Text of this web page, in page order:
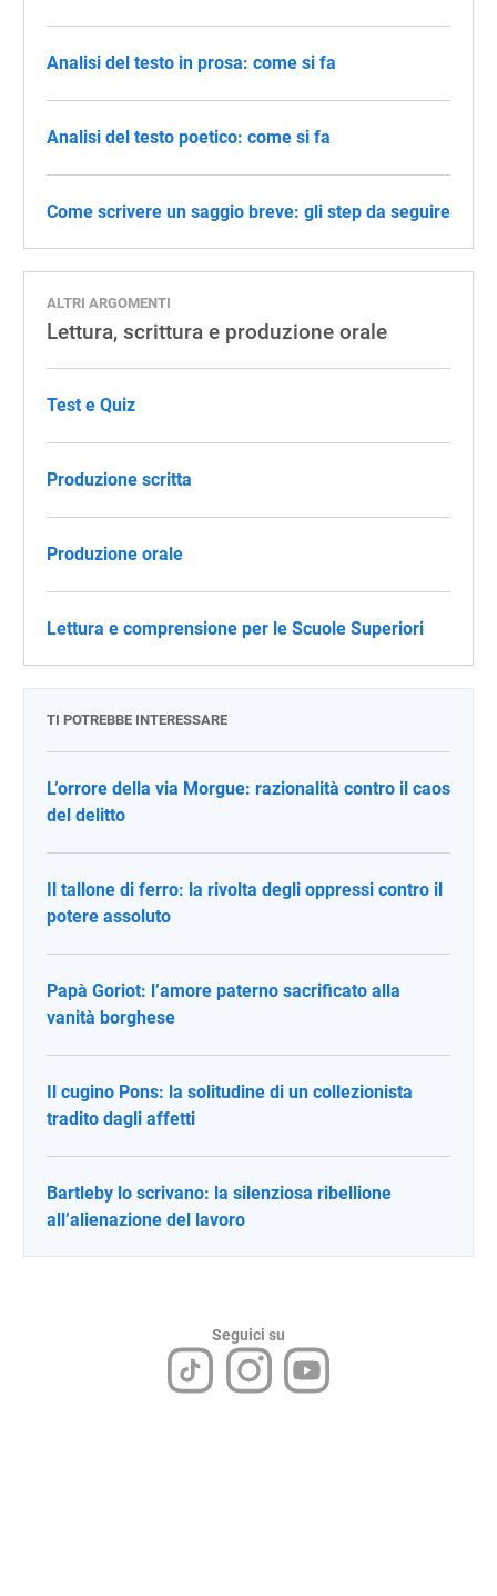
Analisi del testo in prosa: come si fa
Analisi del testo poetico: come si fa
Come scrivere un saggio breve: gli step da seguire
ALTRI ARGOMENTI
Lettura, scrittura e produzione orale
Test e Quiz
Produzione scritta
Produzione orale
Lettura e comprensione per le Scuole Superiori
TI POTREBBE INTERESSARE
L’orrore della via Morgue: razionalità contro il caos
del delitto
Il tallone di ferro: la rivolta degli oppressi contro il
potere assoluto
Papà Goriot: l’amore paterno sacrificato alla
vanità borghese
Il cugino Pons: la solitudine di un collezionista
tradito dagli affetti
Bartleby lo scrivano: la silenziosa ribellione
all’alienazione del lavoro
Seguici su